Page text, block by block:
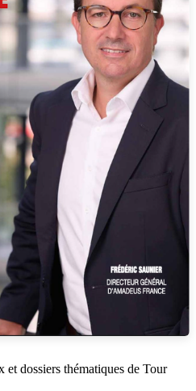
et dossiers thématiques de Tour